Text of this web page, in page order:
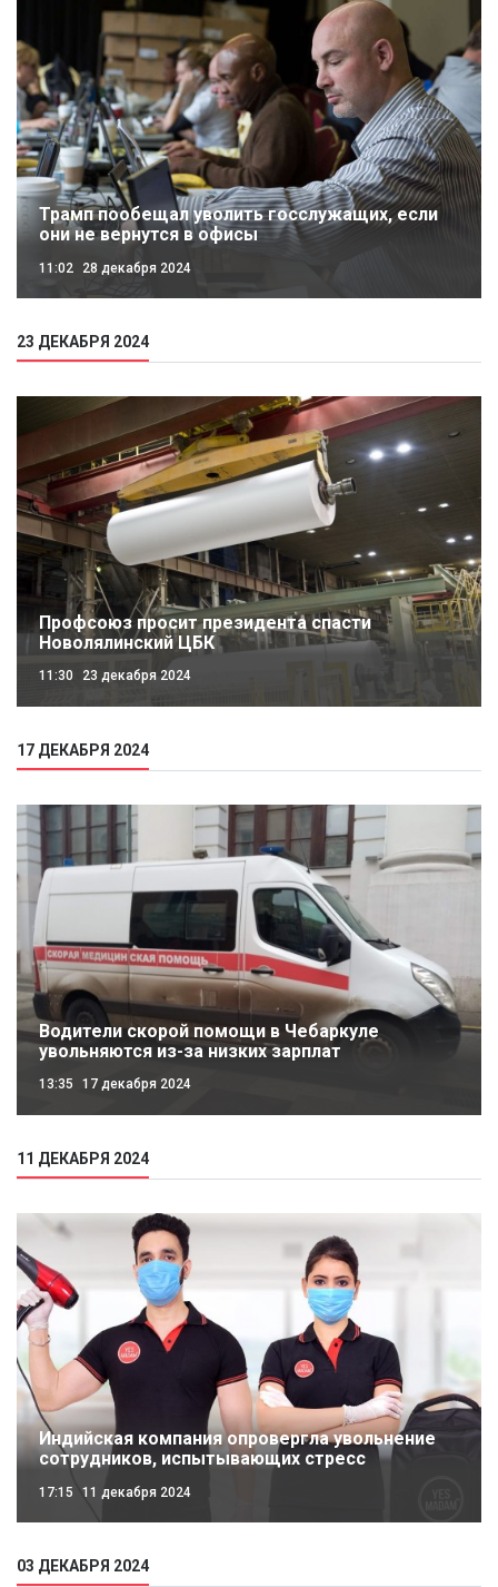
Трамп пообещал уволить госслужащих, если
они не вернутся в офисы
11:02 28 декабря 2024
23 ДЕКАБРЯ 2024
Профсоюз просит президента спасти
Новолялинский ЦБК
11:30 23 декабря 2024
17 ДЕКАБРЯ 2024
Водители скорой помощи в Чебаркуле
увольняются из-за низких зарплат
13:35 17 декабря 2024
11 ДЕКАБРЯ 2024
Индийская компания опровергла увольнение
сотрудников, испытывающих стресс
17:15 11 декабря 2024
03 ДЕКАБРЯ 2024